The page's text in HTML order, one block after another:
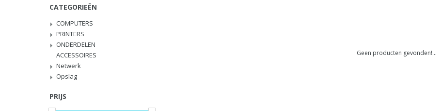
CATEGORIEËN
COMPUTERS
PRINTERS
ONDERDELEN
ACCESSOIRES
Netwerk
Opslag
PRIJS
Geen producten gevonden!...